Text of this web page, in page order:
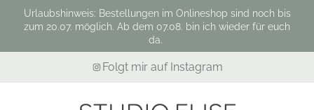
Urlaubshinweis: Bestellungen im Onlineshop sind noch bis
zum 20.07. möglich. Ab dem 07.08. bin ich wieder für euch
da.
Folgt mir auf Instagram